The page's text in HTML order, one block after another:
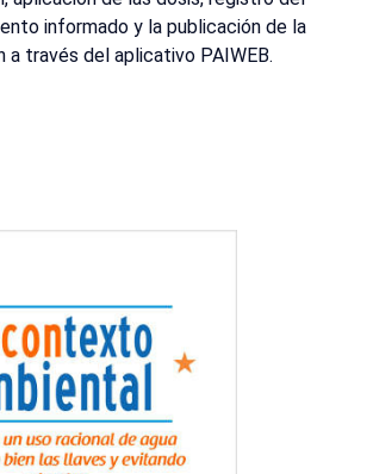
informado y la publicación de la
a través del aplicativo PAIWEB.